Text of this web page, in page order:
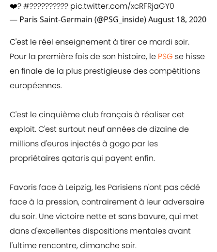
❤️?#?????????? pic.twitter.com/xcRFRjaGY0
— Paris Saint-Germain (@PSG_inside)August 18, 2020
C'est le réel enseignement à tirer ce mardi soir.
Pour la première fois de son histoire, le PSG se hisse
en finale de la plus prestigieuse des compétitions
européennes.
C'est le cinquième club français à réaliser cet
exploit. C'est surtout neuf années de dizaine de
millions d'euros injectés à gogo par les
propriétaires qataris qui payent enfin.
Favoris face à Leipzig, les Parisiens n'ont pas cédé
face à la pression, contrairement à leur adversaire
du soir. Une victoire nette et sans bavure, qui met
dans d'excellentes dispositions mentales avant
l'ultime rencontre, dimanche soir.